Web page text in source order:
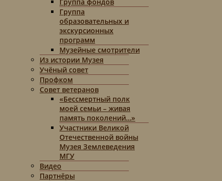
Группа
образовательных и
экскурсионных
программ
Музейные смотрители
Из истории Музея
Учёный совет
Профком
Совет ветеранов
«Бессмертный полк
моей семьи – живая
память поколений…»
Участники Великой
Отечественной войны
Музея Землеведения
МГУ
Видео
Партнёры